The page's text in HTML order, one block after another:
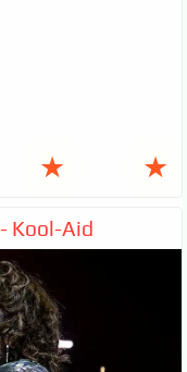
★ ★
Kool-Aid